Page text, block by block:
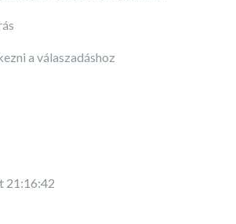
a válaszadáshoz
21:16:42